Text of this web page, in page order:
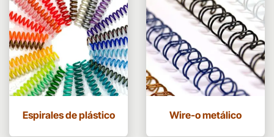
Espirales de plástico Wire-o metálico